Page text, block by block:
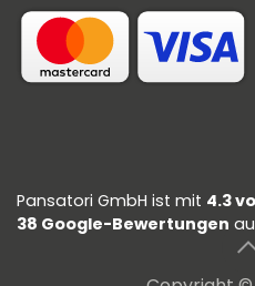
Pansatori GmbH ist mit 4.3
38 Google-Bewertungen